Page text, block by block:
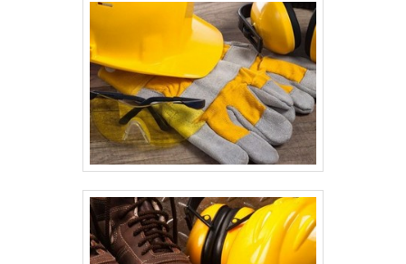
consultores e solicite um orçamento!.